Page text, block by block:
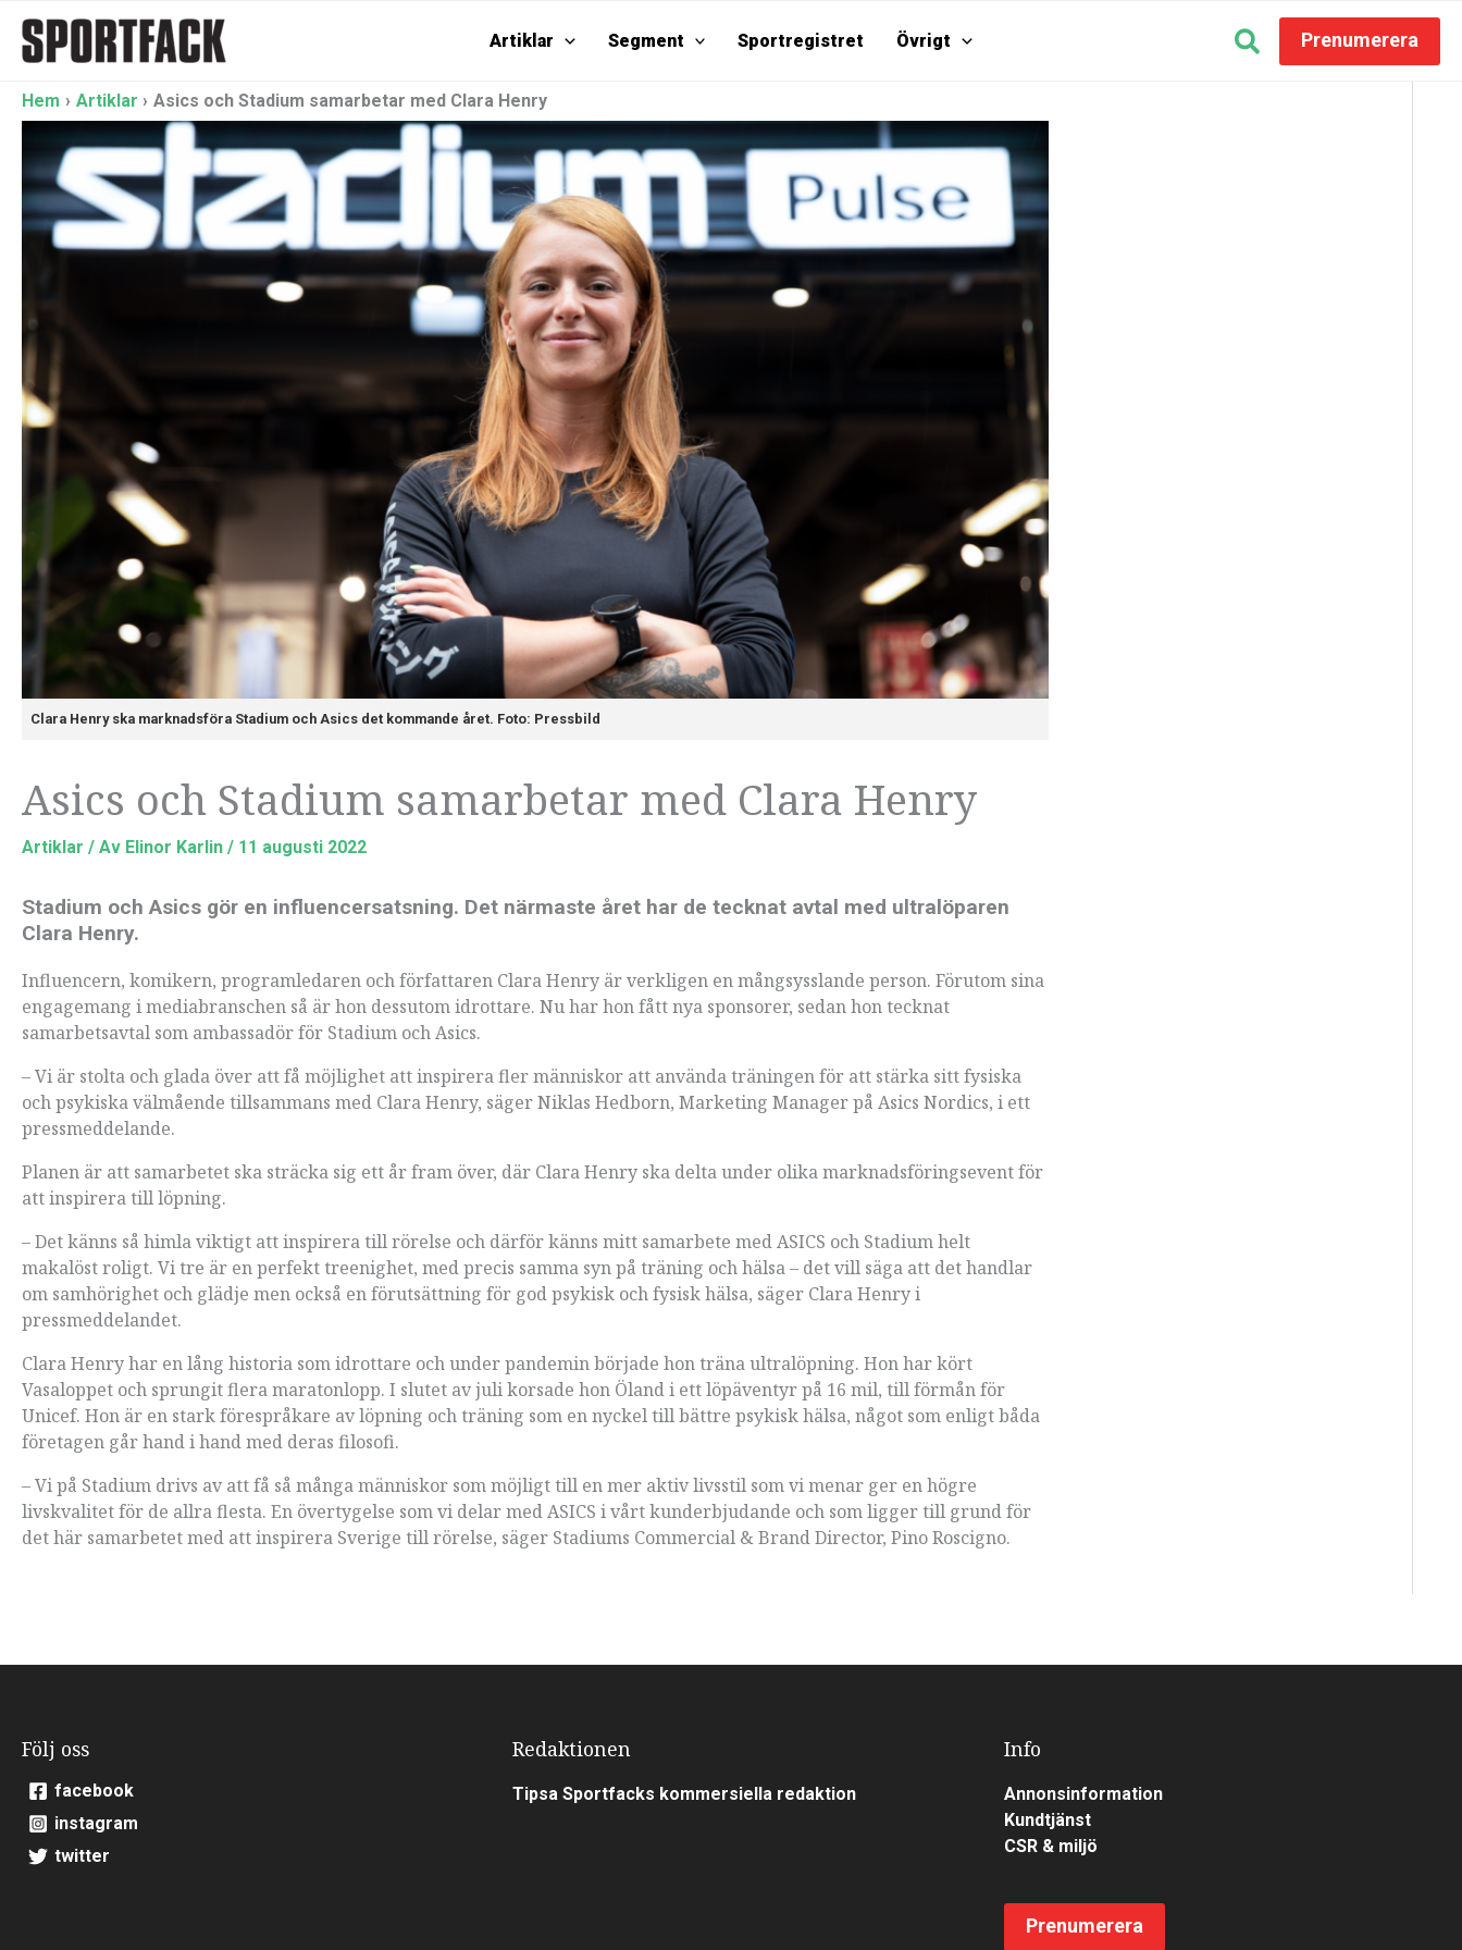
innehåll
Artiklar Segment Sportregistret Övrigt Prenumerera
Hem Artiklar Asics och Stadium samarbetar med Clara Henry
Clara Henry ska marknadsföra Stadium och Asics det kommande året. Foto: Pressbild
Asics och Stadium samarbetar med Clara Henry
Artiklar / Av Elinor Karlin / 11 augusti 2022
Stadium och Asics gör en influencersatsning. Det närmaste året har de tecknat avtal med ultralöparen
Clara Henry.
Influencern, komikern, programledaren och författaren Clara Henry är verkligen en mångsysslande person. Förutom sina
engagemang i mediabranschen så är hon dessutom idrottare. Nu har hon fått nya sponsorer, sedan hon tecknat
samarbetsavtal som ambassadör för Stadium och Asics.
– Vi är stolta och glada över att få möjlighet att inspirera fler människor att använda träningen för att stärka sitt fysiska
och psykiska välmående tillsammans med Clara Henry, säger Niklas Hedborn, Marketing Manager på Asics Nordics, i ett
pressmeddelande.
Planen är att samarbetet ska sträcka sig ett år fram över, där Clara Henry ska delta under olika marknadsföringsevent för
att inspirera till löpning.
– Det känns så himla viktigt att inspirera till rörelse och därför känns mitt samarbete med ASICS och Stadium helt
makalöst roligt. Vi tre är en perfekt treenighet, med precis samma syn på träning och hälsa – det vill säga att det handlar
om samhörighet och glädje men också en förutsättning för god psykisk och fysisk hälsa, säger Clara Henry i
pressmeddelandet.
Clara Henry har en lång historia som idrottare och under pandemin började hon träna ultralöpning. Hon har kört
Vasaloppet och sprungit flera maratonlopp. I slutet av juli korsade hon Öland i ett löpäventyr på 16 mil, till förmån för
Unicef. Hon är en stark förespråkare av löpning och träning som en nyckel till bättre psykisk hälsa, något som enligt båda
företagen går hand i hand med deras filosofi.
– Vi på Stadium drivs av att få så många människor som möjligt till en mer aktiv livsstil som vi menar ger en högre
livskvalitet för de allra flesta. En övertygelse som vi delar med ASICS i vårt kunderbjudande och som ligger till grund för
det här samarbetet med att inspirera Sverige till rörelse, säger Stadiums Commercial & Brand Director, Pino Roscigno.
Följ oss
facebook
instagram
twitter
Redaktionen
Tipsa Sportfacks kommersiella redaktion
Info
Annonsinformation
Kundtjänst
CSR & miljö
Prenumerera